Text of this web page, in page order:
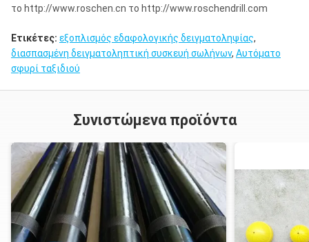
το http://www.roschen.cn το http://www.roschendrill.com
Ετικέτες: εξοπλισμός εδαφολογικής δειγματοληψίας,
διασπασμένη δειγματοληπτική συσκευή σωλήνων, Αυτόματο
σφυρί ταξιδιού
Συνιστώμενα προϊόντα